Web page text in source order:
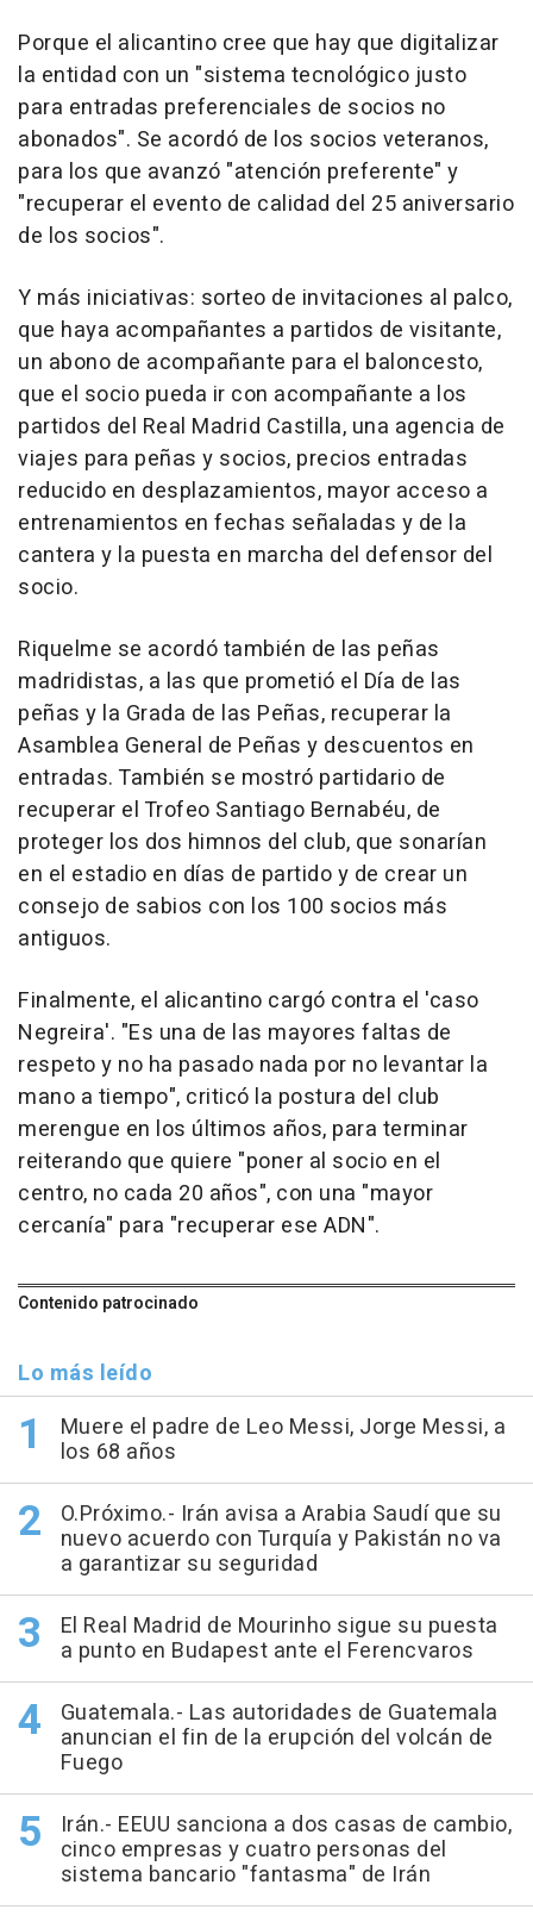
Porque el alicantino cree que hay que digitalizar
la entidad con un "sistema tecnológico justo
para entradas preferenciales de socios no
abonados". Se acordó de los socios veteranos,
para los que avanzó "atención preferente" y
"recuperar el evento de calidad del 25 aniversario
de los socios".
Y más iniciativas: sorteo de invitaciones al palco,
que haya acompañantes a partidos de visitante,
un abono de acompañante para el baloncesto,
que el socio pueda ir con acompañante a los
partidos del Real Madrid Castilla, una agencia de
viajes para peñas y socios, precios entradas
reducido en desplazamientos, mayor acceso a
entrenamientos en fechas señaladas y de la
cantera y la puesta en marcha del defensor del
socio.
Riquelme se acordó también de las peñas
madridistas, a las que prometió el Día de las
peñas y la Grada de las Peñas, recuperar la
Asamblea General de Peñas y descuentos en
entradas. También se mostró partidario de
recuperar el Trofeo Santiago Bernabéu, de
proteger los dos himnos del club, que sonarían
en el estadio en días de partido y de crear un
consejo de sabios con los 100 socios más
antiguos.
Finalmente, el alicantino cargó contra el 'caso
Negreira'. "Es una de las mayores faltas de
respeto y no ha pasado nada por no levantar la
mano a tiempo", criticó la postura del club
merengue en los últimos años, para terminar
reiterando que quiere "poner al socio en el
centro, no cada 20 años", con una "mayor
cercanía" para "recuperar ese ADN".
Contenido patrocinado
Lo más leído
Muere el padre de Leo Messi, Jorge Messi, a
los 68 años
O.Próximo.- Irán avisa a Arabia Saudí que su
nuevo acuerdo con Turquía y Pakistán no va
a garantizar su seguridad
El Real Madrid de Mourinho sigue su puesta
a punto en Budapest ante el Ferencvaros
Guatemala.- Las autoridades de Guatemala
anuncian el fin de la erupción del volcán de
Fuego
Irán.- EEUU sanciona a dos casas de cambio,
cinco empresas y cuatro personas del
sistema bancario "fantasma" de Irán